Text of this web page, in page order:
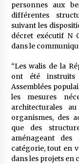
personnes aux
différentes
suivant les
décret exécutif N
dans le
“Les walis de la
ont été instruits
Assemblées
les mesures
architecturales
organismes, des
que des
aménageant
catégorie, tout en
dans les projets en